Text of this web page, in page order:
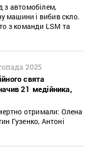
з автомобілем,
машини і вибив скло.
з команди LSM та
2025
свята
21 медійника,
отримали: Олена
Гузенко, Антоні